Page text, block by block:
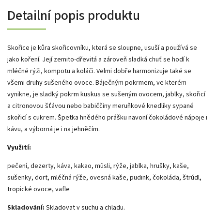
Detailní popis produktu
Skořice je kůra skořicovníku, která se sloupne, usuší a používá se
jako koření. Její zemito-dřevitá a zároveň sladká chuť se hodí k
mléčné rýži, kompotu a koláči. Velmi dobře harmonizuje také se
všemi druhy sušeného ovoce. Báječným pokrmem, ve kterém
vynikne, je sladký pokrm kuskus se sušeným ovocem, jablky, skořicí
a citronovou šťávou nebo babiččiny meruňkové knedlíky sypané
skořicí s cukrem. Špetka hnědého prášku navoní čokoládové nápoje i
kávu, a výborná je i na jehněčím.
Využití:
pečení, dezerty, káva, kakao, müsli, rýže, jablka, hrušky, kaše,
sušenky, dort, mléčná rýže, ovesná kaše, pudink, čokoláda, štrúdl,
tropické ovoce, vafle
Skladování: Skladovat v suchu a chladu.